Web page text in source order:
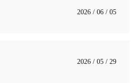
2026 / 06 / 05
2026 / 05 / 29